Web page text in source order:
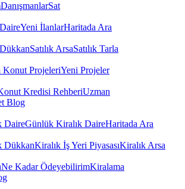
DanışmanlarSat
Yeni İlanlarHaritada Ara
DükkanSatılık ArsaSatılık Tarla
Konut ProjeleriYeni Projeler
Kredisi RehberiUzman
Blog
DaireGünlük Kiralık DaireHaritada Ara
DükkanKiralık İş Yeri PiyasasıKiralık Arsa
Ne Kadar ÖdeyebilirimKiralama